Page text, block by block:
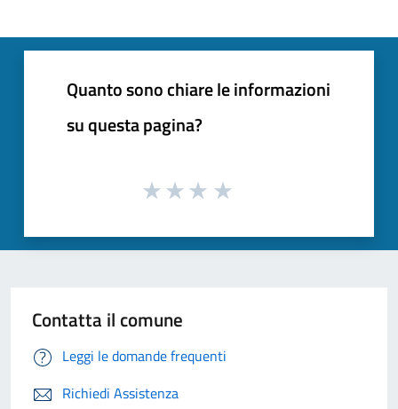
Quanto sono chiare le informazioni
su questa pagina?
Contatta il comune
Leggi le domande frequenti
Richiedi Assistenza